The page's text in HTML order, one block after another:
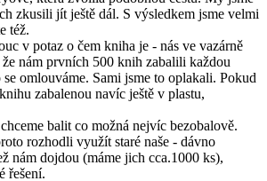
zkusili jít ještě dál. S výsledkem jsme velmi
též.
v potaz o čem kniha je - nás ve vazárně
nám prvních 500 knih zabalili každou
omlouváme. Sami jsme to oplakali. Pokud
zabalenou navíc ještě v plastu,
balit co možná nejvíc bezobalově.
rozhodli využít staré naše - dávno
nám dojdou (máme jich cca.1000 ks),
řešení.